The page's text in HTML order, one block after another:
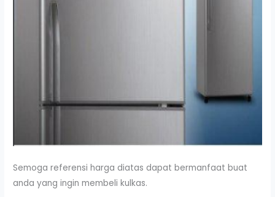
Semoga referensi harga diatas dapat bermanfaat buat
anda yang ingin membeli kulkas.